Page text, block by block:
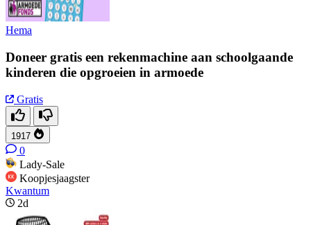
Hema
Doneer gratis een rekenmachine aan schoolgaande
kinderen die opgroeien in armoede
Gratis
1917
0
Lady-Sale
Koopjesjaagster
Kwantum
2d